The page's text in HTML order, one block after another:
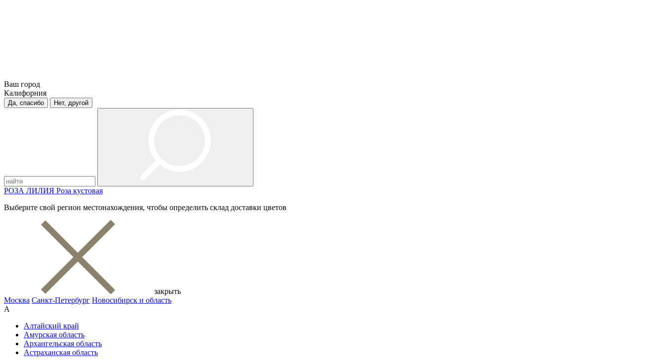
Ваш город
Калифорния
Да, спасибо Нет, другой
РОЗА ЛИЛИЯ Роза кустовая
Выберите свой регион местонахождения, чтобы определить склад доставки цветов
закрыть
Москва Санкт-Петербург Новосибирск и область
А
Алтайский край
Амурская область
Архангельская область
Астраханская область